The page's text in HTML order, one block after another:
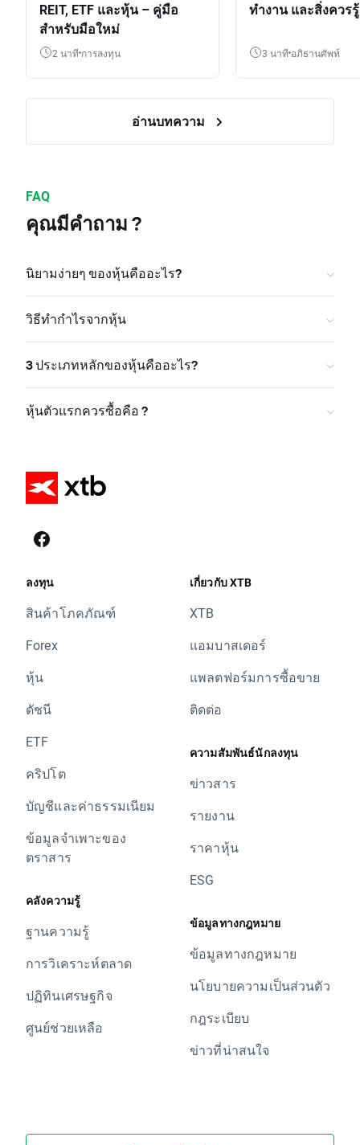
REIT, ETF และหุ้น – คู่มือ
สำหรับมือใหม่
2 นาที การลงทุน
ทำงาน และสิ่งควรรู้
3 นาที อภิธานศัพท์
อ่านบทความ
FAQ
คุณมีคำถาม ?
นิยามง่ายๆ ของหุ้นคืออะไร?
วิธีทำกำไรจากหุ้น
3 ประเภทหลักของหุ้นคืออะไร?
หุ้นตัวแรกควรซื้อคือ ?
ลงทุน
สินค้าโภคภัณฑ์
Forex
หุ้น
ดัชนี
ETF
คริปโต
บัญชีและค่าธรรมเนียม
ข้อมูลจำเพาะของ
ตราสาร
คลังความรู้
ฐานความรู้
การวิเคราะห์ตลาด
ปฏิทินเศรษฐกิจ
ศูนย์ช่วยเหลือ
เกี่ยวกับ XTB
XTB
แอมบาสเดอร์
แพลตฟอร์มการซื้อขาย
ติดต่อ
ความสัมพันธ์นักลงทุน
ข่าวสาร
รายงาน
ราคาหุ้น
ESG
ข้อมูลทางกฎหมาย
ข้อมูลทางกฎหมาย
นโยบายความเป็นส่วนตัว
กฎระเบียบ
ข่าวที่น่าสนใจ